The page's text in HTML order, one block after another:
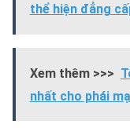
thể hiện đẳng
Xem thêm >>>
nhất cho phái